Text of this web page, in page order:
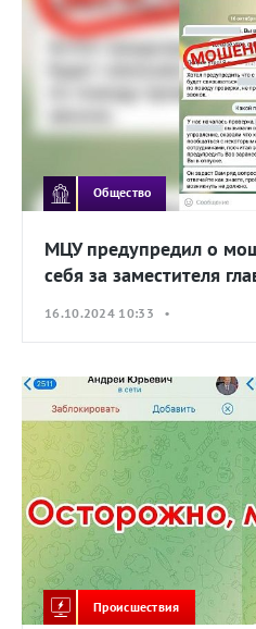
Общество
МЦУ предупредил о
себя за заместителя
16.10.2024 10:33 •
Происшествия